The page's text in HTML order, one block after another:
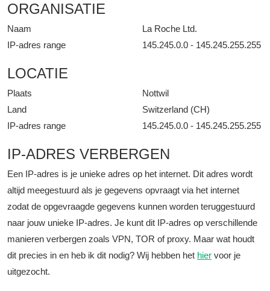
ORGANISATIE
Naam
La Roche Ltd.
IP-adres range
145.245.0.0 - 145.245.255.255
LOCATIE
Plaats
Nottwil
Land
Switzerland (CH)
IP-adres range
145.245.0.0 - 145.245.255.255
IP-ADRES VERBERGEN
Een IP-adres is je unieke adres op het internet. Dit adres wordt
altijd meegestuurd als je gegevens opvraagt via het internet
zodat de opgevraagde gegevens kunnen worden teruggestuurd
naar jouw unieke IP-adres. Je kunt dit IP-adres op verschillende
manieren verbergen zoals VPN, TOR of proxy. Maar wat houdt
dit precies in en heb ik dit nodig? Wij hebben het hier voor je
uitgezocht.